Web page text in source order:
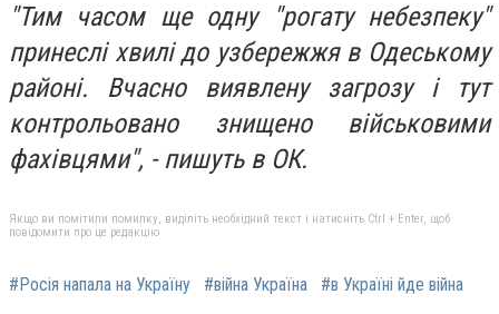
"Тим часом ще одну "рогату небезпеку"
принеслі хвилі до узбережжя в Одеському
районі. Вчасно виявлену загрозу і тут
контрольовано знищено військовими
фахівцями", - пишуть в ОК.
Якщо ви помітили помилку, виділіть необхідний текст і натисніть Ctrl + Enter, щоб
повідомити про це редакцію
#Росія напала на Україну #війна Україна #в Україні йде війна